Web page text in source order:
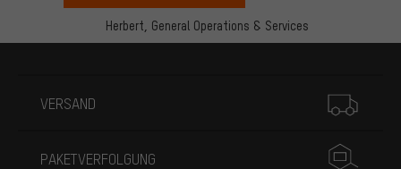
Herbert, General Operations & Services
VERSAND
PAKETVERFOLGUNG